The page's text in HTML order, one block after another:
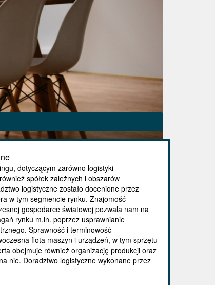
dotyczącym zarówno logistyki
spółek zależnych i obszarów
logistyczne zostało docenione przez
w tym segmencie rynku. Znajomość
gospodarce światowej pozwala nam na
rynku m.in. poprzez usprawnianie
Sprawność i terminowość
flota maszyn i urządzeń, w tym sprzętu
obejmuje również organizację produkcji oraz
nie. Doradztwo logistyczne wykonane przez